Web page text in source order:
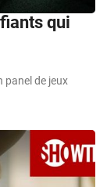
qui
panel de jeux